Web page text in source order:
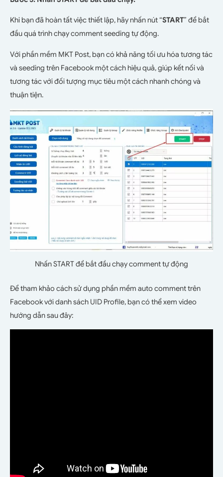
Khi bạn đã hoàn tất việc thiết lập, hãy nhấn nút “START” để bắt
đầu quá trình chạy comment seeding tự động.
Với phần mềm MKT Post, bạn có khả năng tối ưu hóa tương tác
và seeding trên Facebook một cách hiệu quả, giúp kết nối và
tương tác với đối tượng mục tiêu một cách nhanh chóng và
thuận tiện.
Nhấn START để bắt đầu chạy comment tự động
Để tham khảo cách sử dụng phần mềm auto comment trên
Facebook với danh sách UID Profile, bạn có thể xem video
hướng dẫn sau đây: